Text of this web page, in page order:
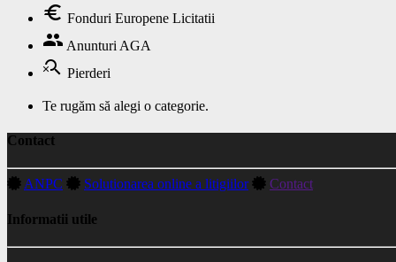
euro Fonduri Europene Licitatii
group Anunturi AGA
search_off Pierderi
Te rugăm să alegi o categorie.
Contact
ANPC Solutionarea online a litigiilor Contact
Informatii utile